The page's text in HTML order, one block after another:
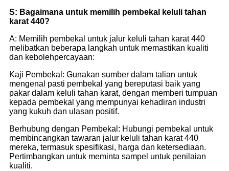
S: Bagaimana untuk memilih pembekal keluli tahan
karat 440?
A: Memilih pembekal untuk jalur keluli tahan karat 440
melibatkan beberapa langkah untuk memastikan kualiti
dan kebolehpercayaan:
Kaji Pembekal: Gunakan sumber dalam talian untuk
mengenal pasti pembekal yang bereputasi baik yang
pakar dalam keluli tahan karat, dengan memberi tumpuan
kepada pembekal yang mempunyai kehadiran industri
yang kukuh dan ulasan positif.
Berhubung dengan Pembekal: Hubungi pembekal untuk
membincangkan tawaran jalur keluli tahan karat 440
mereka, termasuk spesifikasi, harga dan ketersediaan.
Pertimbangkan untuk meminta sampel untuk penilaian
kualiti.